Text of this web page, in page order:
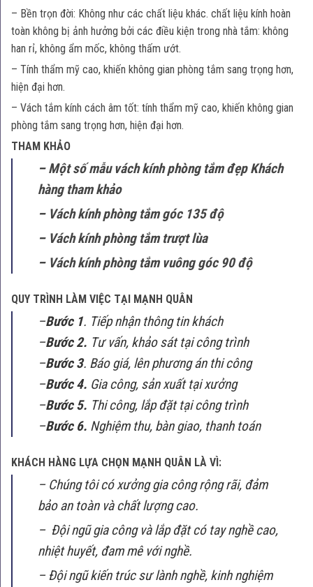
– Bền trọn đời: Không như các chất liệu khác. chất liệu kính hoàn
toàn không bị ảnh hưởng bởi các điều kiện trong nhà tắm: không
han rỉ, không ẩm mốc, không thấm ướt.
– Tính thẩm mỹ cao, khiến không gian phòng tắm sang trọng hơn,
hiện đại hơn.
– Vách tắm kính cách âm tốt: tính thẩm mỹ cao, khiến không gian
phòng tắm sang trọng hơn, hiện đại hơn.
THAM KHẢO
–Một số mẫu vách kính phòng tắm đẹp Khách
hàng tham khảo
– Vách kính phòng tắm góc 135 độ
– Vách kính phòng tắm trượt lùa
– Vách kính phòng tắm vuông góc 90 độ
QUY TRÌNH LÀM VIỆC TẠI MẠNH QUÂN
–Bước 1. Tiếp nhận thông tin khách
–Bước 2. Tư vấn, khảo sát tại công trình
–Bước 3. Báo giá, lên phương án thi công
–Bước 4. Gia công, sản xuất tại xưởng
–Bước 5. Thi công, lắp đặt tại công trình
–Bước 6. Nghiệm thu, bàn giao, thanh toán
KHÁCH HÀNG LỰA CHỌN MẠNH QUÂN LÀ VÌ:
– Chúng tôi có xưởng gia công rộng rãi, đảm
bảo an toàn và chất lượng cao.
– Đội ngũ gia công và lắp đặt có tay nghề cao,
nhiệt huyết, đam mê với nghề.
– Đội ngũ kiến trúc sư lành nghề, kinh nghiệm